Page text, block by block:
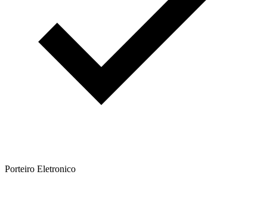
Porteiro Eletronico